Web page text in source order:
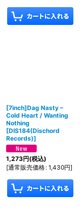
[7inch]Dag Nasty –
Cold Heart / Wanting
Nothing
[DIS184(Dischord
Records)]
1,273円(税込)
[通常販売価格: 1,430円]